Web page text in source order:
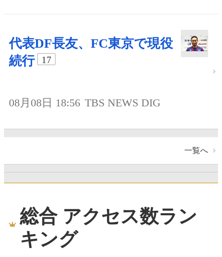
代表DF長友、FC東京で現役
続行
17
08月08日 18:56 TBS NEWS DIG
一覧へ
総合 アクセス数ラン
キング